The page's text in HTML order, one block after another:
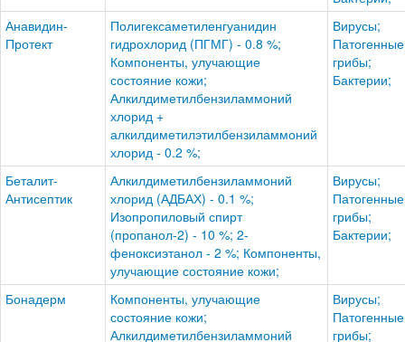
Анавидин-
Протект
Полигексаметиленгуанидин
гидрохлорид (ПГМГ) - 0.8 %;
Компоненты, улучающие
состояние кожи;
Алкилдиметилбензиламмоний
хлорид +
алкилдиметилэтилбензиламмоний
хлорид - 0.2 %;
Вирусы;
Патогенные
грибы;
Бактерии;
Беталит-
Антисептик
Алкилдиметилбензиламмоний
хлорид (АДБАХ) - 0.1 %;
Изопропиловый спирт
(пропанол-2) - 10 %; 2-
феноксиэтанол - 2 %; Компоненты,
улучающие состояние кожи;
Вирусы;
Патогенные
грибы;
Бактерии;
Бонадерм
Компоненты, улучающие
состояние кожи;
Алкилдиметилбензиламмоний
Вирусы;
Патогенные
грибы;